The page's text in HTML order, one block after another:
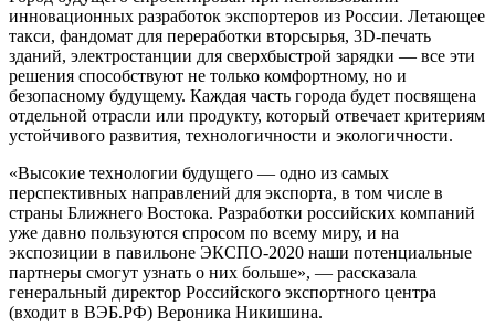
инновационных разработок экспортеров из России. Летающее
такси, фандомат для переработки вторсырья, 3D-печать
зданий, электростанции для сверхбыстрой зарядки — все эти
решения способствуют не только комфортному, но и
безопасному будущему. Каждая часть города будет посвящена
отдельной отрасли или продукту, который отвечает критериям
устойчивого развития, технологичности и экологичности.
«Высокие технологии будущего — одно из самых
перспективных направлений для экспорта, в том числе в
страны Ближнего Востока. Разработки российских компаний
уже давно пользуются спросом по всему миру, и на
экспозиции в павильоне ЭКСПО-2020 наши потенциальные
партнеры смогут узнать о них больше», — рассказала
генеральный директор Российского экспортного центра
(входит в ВЭБ.РФ) Вероника Никишина.